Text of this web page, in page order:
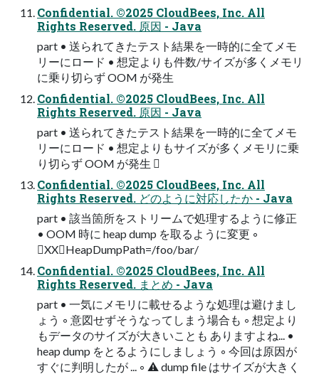
Confidential. ©2025 CloudBees, Inc. All
Rights Reserved. 原因 - Java
part • 送られてきたテスト結果を一時的に全てメモ
リーにロード • 想定よりも件数/サイズが多くメモリ
に乗り切らず OOM が発生
Confidential. ©2025 CloudBees, Inc. All
Rights Reserved. 原因 - Java
part • 送られてきたテスト結果を一時的に全てメモ
リーにロード • 想定よりもサイズが多くメモリに乗
り切らず OOM が発生 󰢃
Confidential. ©2025 CloudBees, Inc. All
Rights Reserved. どのように対応したか - Java
part • 該当箇所をストリームで処理するように修正
• OOM 時に heap dump を取るように変更 ◦
XXHeapDumpPath=/foo/bar/
Confidential. ©2025 CloudBees, Inc. All
Rights Reserved. まとめ - Java
part • 一気にメモリに載せるような処理は避けまし
ょう ◦ 意図せずそうなってしまう場合も ◦ 想定より
もデータのサイズが大きいことも ありますよね... •
heap dump をとるようにしましょう ◦ 今回は原因が
すぐに判明したが ... ◦ ⚠ dump file はサイズが大きく